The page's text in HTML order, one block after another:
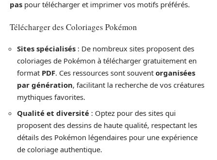
pas pour télécharger et imprimer vos motifs préférés.
Télécharger des Coloriages Pokémon
Sites spécialisés : De nombreux sites proposent des
coloriages de Pokémon à télécharger gratuitement en
format PDF. Ces ressources sont souvent organisées
par génération, facilitant la recherche de vos créatures
mythiques favorites.
Qualité et diversité : Optez pour des sites qui
proposent des dessins de haute qualité, respectant les
détails des Pokémon légendaires pour une expérience
de coloriage authentique.